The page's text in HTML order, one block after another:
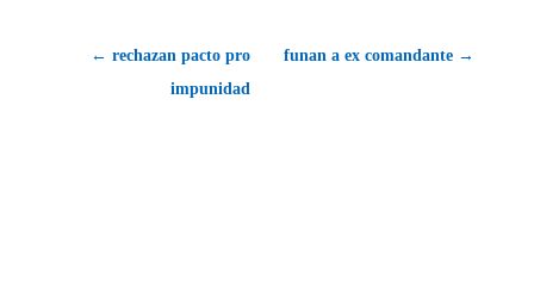
← rechazan pacto pro
impunidad
funan a ex comandante →